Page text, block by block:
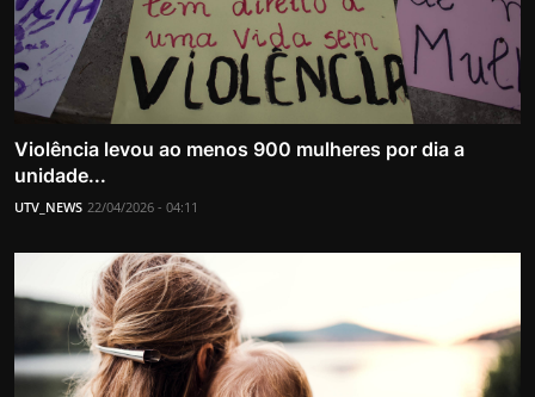
Violência levou ao menos 900 mulheres por dia a
unidade...
UTV_NEWS 22/04/2026 - 04:11